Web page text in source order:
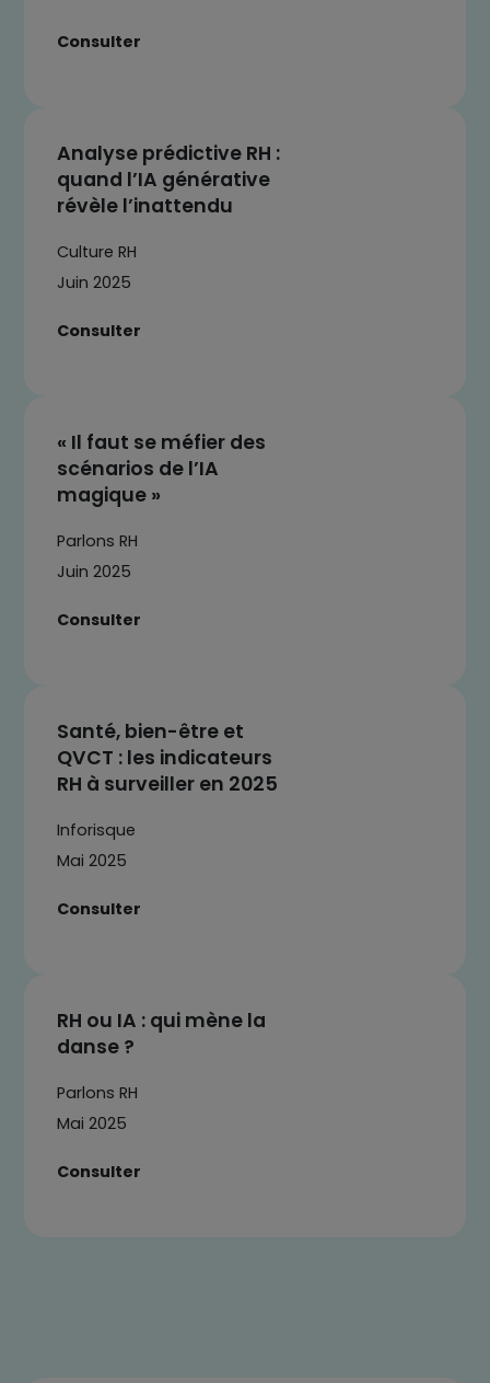
Consulter
Analyse prédictive RH :
quand l’IA générative
révèle l’inattendu
Culture RH
Juin 2025
Consulter
« Il faut se méfier des
scénarios de l’IA
magique »
Parlons RH
Juin 2025
Consulter
Santé, bien-être et
QVCT : les indicateurs
RH à surveiller en 2025
Inforisque
Mai 2025
Consulter
RH ou IA : qui mène la
danse ?
Parlons RH
Mai 2025
Consulter